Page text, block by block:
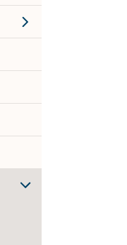
Expand
Expand